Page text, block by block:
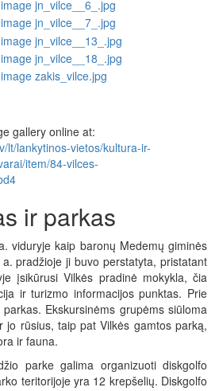
gallery online at:
lt/lankytinos-vietos/kultura-ir-
item/84-vilces-
ir parkas
viduryje kaip baronų Medemų giminės
pradžioje ji buvo perstatyta, pristatant
įsikūrusi Vilkės pradinė mokykla, čia
ir turizmo informacijos punktas. Prie
Ekskursinėms grupėms siūloma
jo rūsius, taip pat Vilkės gamtos parką,
ir fauna.
parke galima organizuoti diskgolfo
teritorijoje yra 12 krepšelių. Diskgolfo